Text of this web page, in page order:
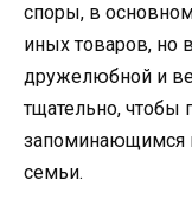
споры, в
иных товаров, но
дружелюбной и
тщательно, чтобы
запоминающимся
семьи.